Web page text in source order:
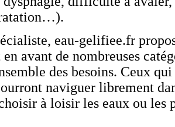
eau-gelifiee.fr
avant de nombreuses
des besoins. Ceux
naviguer librement
à loisir les eaux ou les